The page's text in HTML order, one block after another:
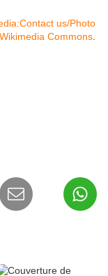
us/Photo
Wikimedia Commons